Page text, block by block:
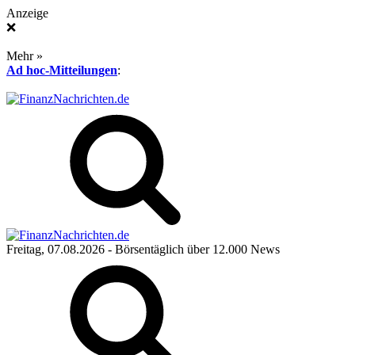
Anzeige
❌
Mehr »
Ad hoc-Mitteilungen:
Freitag, 07.08.2026 - Börsentäglich über 12.000 News